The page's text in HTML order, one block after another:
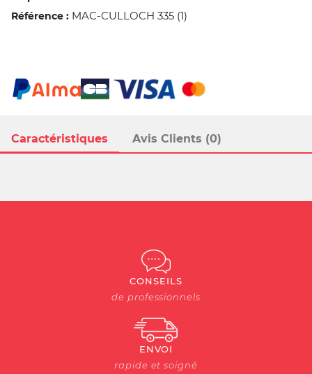
Caractéristiques Avis Clients (0)
Référence : MAC-CULLOCH 335 (1)
CONSEILS
de professionnels
ENVOI
rapide et soigné